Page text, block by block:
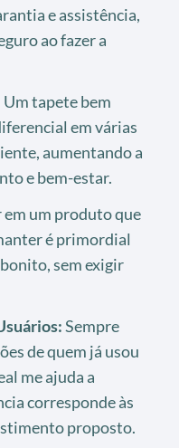
e assistência,
ao fazer a
Um tapete bem
em várias
aumentando a
e bem-estar.
um produto que
é primordial
sem exigir
Sempre
de quem já usou
me ajuda a
corresponde às
proposto.